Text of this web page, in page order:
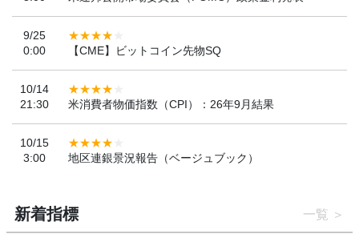
9/25
0:00
【CME】ビットコイン先物SQ
10/14
21:30
米消費者物価指数（CPI）：26年9月結果
10/15
3:00
地区連銀景況報告（ベージュブック）
新着指標 一覧